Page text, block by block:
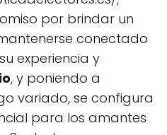
por brindar un
conectado
experiencia y
, y poniendo a
variado, se configura
para los amantes